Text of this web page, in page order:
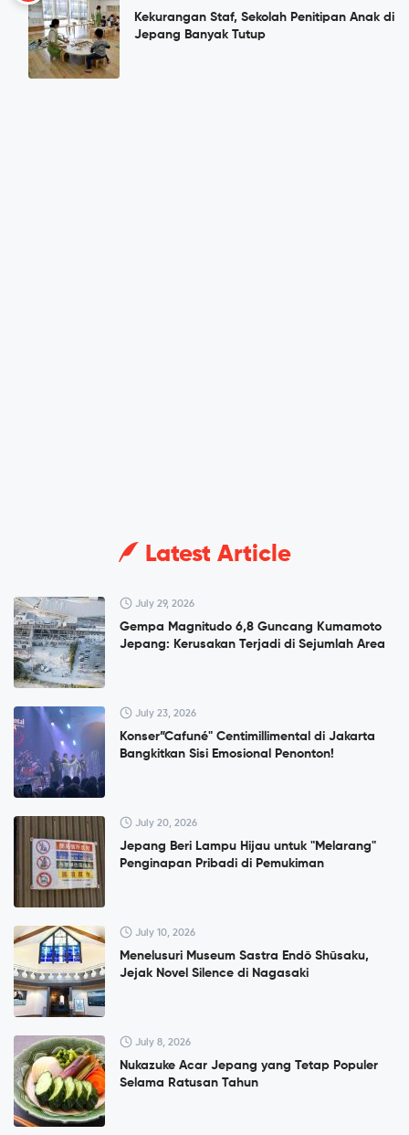
Kekurangan Staf, Sekolah Penitipan Anak di
Jepang Banyak Tutup
Latest Article
July 29, 2026
Gempa Magnitudo 6,8 Guncang Kumamoto
Jepang: Kerusakan Terjadi di Sejumlah Area
July 23, 2026
Konser”Cafuné" Centimillimental di Jakarta
Bangkitkan Sisi Emosional Penonton!
July 20, 2026
Jepang Beri Lampu Hijau untuk "Melarang"
Penginapan Pribadi di Pemukiman
July 10, 2026
Menelusuri Museum Sastra Endō Shūsaku,
Jejak Novel Silence di Nagasaki
July 8, 2026
Nukazuke Acar Jepang yang Tetap Populer
Selama Ratusan Tahun